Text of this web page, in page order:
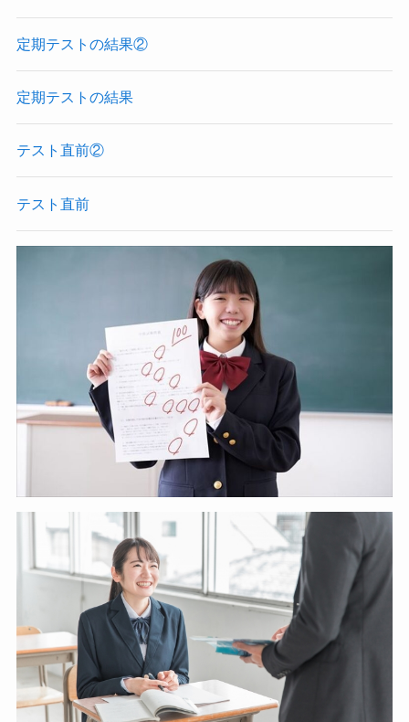
定期テストの結果②
定期テストの結果
テスト直前②
テスト直前